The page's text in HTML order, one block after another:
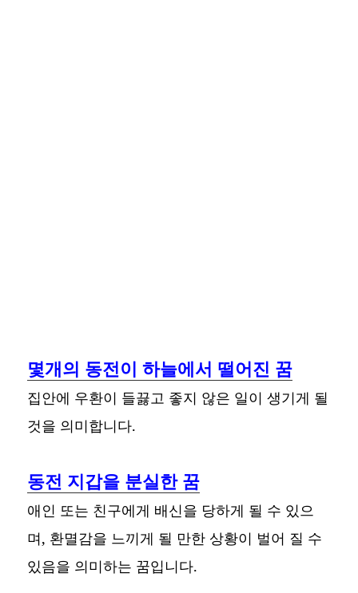
몇개의 동전이 하늘에서 떨어진 꿈
집안에 우환이 들끓고 좋지 않은 일이 생기게 될
것을 의미합니다.
동전 지갑을 분실한 꿈
애인 또는 친구에게 배신을 당하게 될 수 있으
며, 환멸감을 느끼게 될 만한 상황이 벌어 질 수
있음을 의미하는 꿈입니다.